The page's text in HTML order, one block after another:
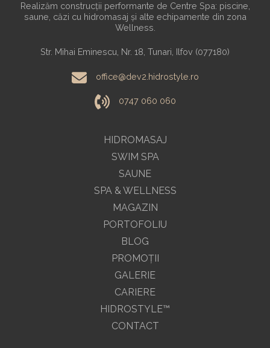
HIDROMASAJ
SWIM SPA
SAUNE
SPA & WELLNESS
MAGAZIN
Realizăm construcții performante de Centre Spa: piscine,
saune, căzi cu hidromasaj și alte echipamente din zona
Wellness.
Str. Mihai Eminescu, Nr. 18, Tunari, Ilfov (077180)
office@dev2.hidrostyle.ro
0747 060 060
PORTOFOLIU
BLOG
PROMOŢII
GALERIE
CARIERE
HIDROSTYLE™
CONTACT